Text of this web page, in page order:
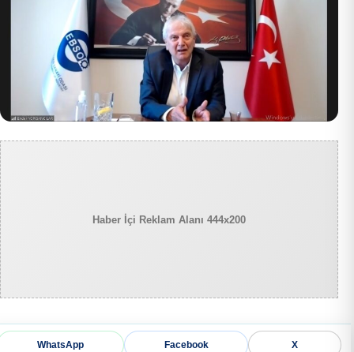
Haber İçi Reklam Alanı 444x200
WhatsApp Facebook X